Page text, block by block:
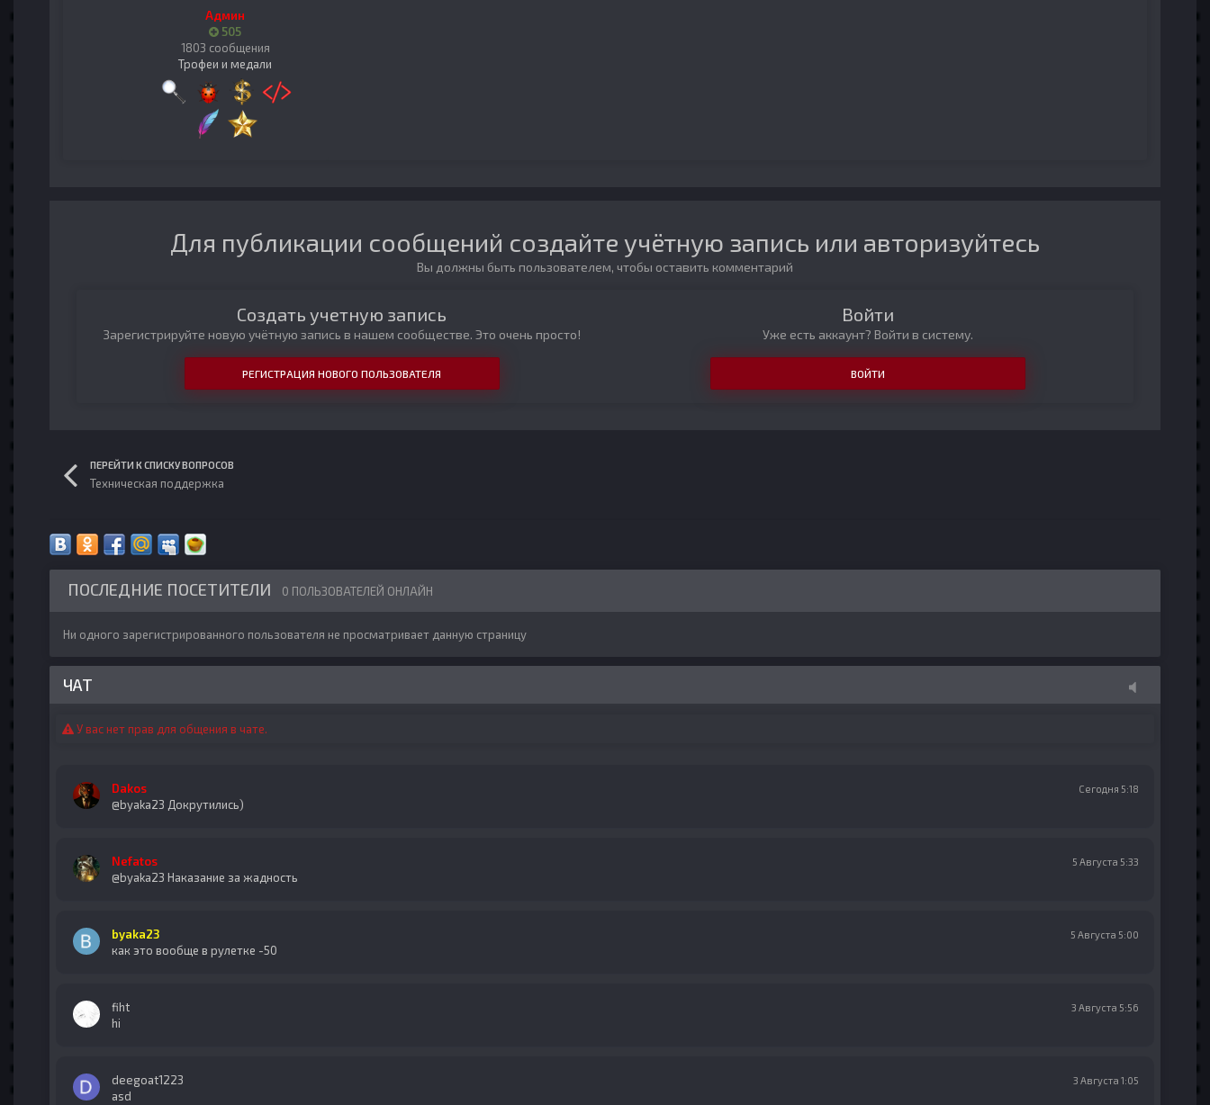
Админ
505
1803 сообщения
Трофеи и медали
Для публикации сообщений создайте учётную запись или авторизуйтесь
Вы должны быть пользователем, чтобы оставить комментарий
Создать учетную запись
Зарегистрируйте новую учётную запись в нашем сообществе. Это очень просто!
РЕГИСТРАЦИЯ НОВОГО ПОЛЬЗОВАТЕЛЯ
Войти
Уже есть аккаунт? Войти в систему.
ВОЙТИ
ПЕРЕЙТИ К СПИСКУ ВОПРОСОВ
Техническая поддержка
ПОСЛЕДНИЕ ПОСЕТИТЕЛИ 0 ПОЛЬЗОВАТЕЛЕЙ ОНЛАЙН
Ни одного зарегистрированного пользователя не просматривает данную страницу
ЧАТ
У вас нет прав для общения в чате.
Dakos Сегодня 5:18
@byaka23 Докрутились)
Nefatos 5 Августа 5:33
@byaka23 Наказание за жадность
byaka23 5 Августа 5:00
как это вообще в рулетке -50
fiht 3 Августа 5:56
hi
deegoat1223 3 Августа 1:05
asd